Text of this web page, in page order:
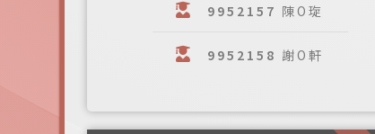
9952157 陳O琁
9952158 謝O軒